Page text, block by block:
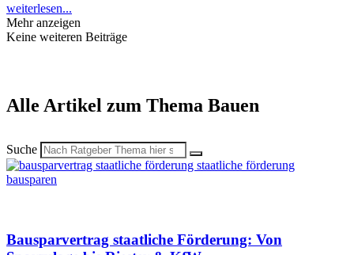
weiterlesen...
Mehr anzeigen
Keine weiteren Beiträge
Alle Artikel zum Thema Bauen
Suche
Bausparvertrag staatliche Förderung: Von